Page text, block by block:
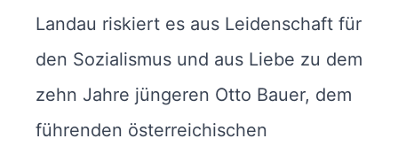
Landau riskiert es aus Leidenschaft für
den Sozialismus und aus Liebe zu dem
zehn Jahre jüngeren Otto Bauer, dem
führenden österreichischen